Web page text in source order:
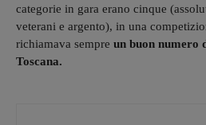
categorie in gara erano cinque
veterani e argento), in una
richiamava sempre un buon numero
Toscana.